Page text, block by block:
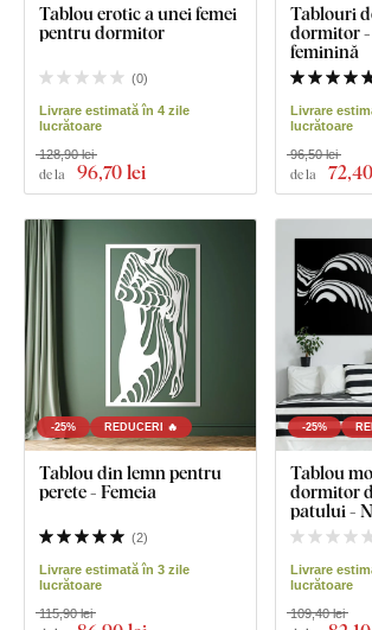
Tablou erotic a unei femei
pentru dormitor
(0)
Livrare estimată în 4 zile
lucrătoare
de la 96,70 lei
128,90 lei
Tablouri
dormitor
feminină
Livrare
lucrătoare
de la 72
96,50 lei
-25% REDUCERI 🔥
Tablou din lemn pentru
perete - Femeia
(2)
Livrare estimată în 3 zile
lucrătoare
115,90 lei
-25%
Tablou
dormitor
patului -
Livrare
lucrătoare
109,40 lei